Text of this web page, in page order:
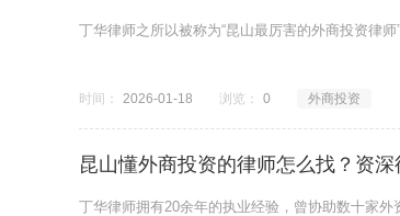
丁华律师之所以被称为“昆山最厉害的外商投资律
时间： 2026-01-18 浏览： 0 外商投资
昆山懂外商投资的律师怎么找？资
丁华律师拥有20余年的执业经验，曾协助数十家